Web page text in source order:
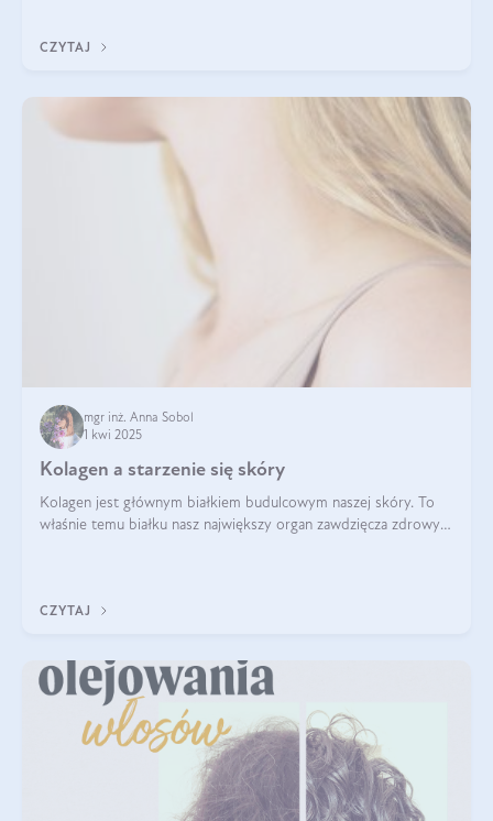
CZYTAJ
mgr inż. Anna Sobol
1 kwi 2025
Kolagen a starzenie się skóry
Kolagen jest głównym białkiem budulcowym naszej skóry. To
właśnie temu białku nasz największy organ zawdzięcza zdrowy
CZYTAJ